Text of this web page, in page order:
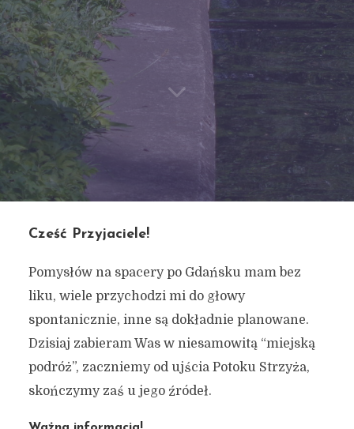
Cześć Przyjaciele!
Pomysłów na spacery po Gdańsku mam bez
liku, wiele przychodzi mi do głowy
spontanicznie, inne są dokładnie planowane.
Dzisiaj zabieram Was w niesamowitą “miejską
podróż”, zaczniemy od ujścia Potoku Strzyża,
skończymy zaś u jego źródeł.